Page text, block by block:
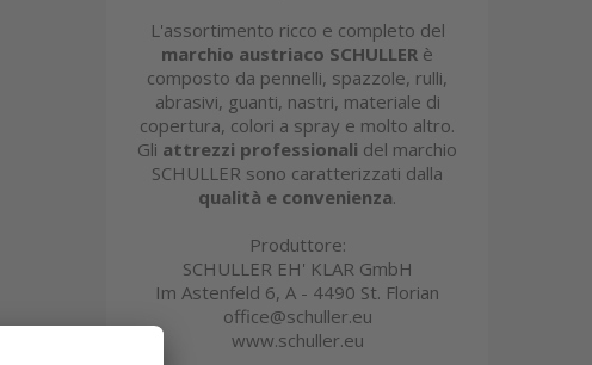
L'assortimento ricco e completo del
marchio austriaco SCHULLER è
composto da pennelli, spazzole, rulli,
abrasivi, guanti, nastri, materiale di
copertura, colori a spray e molto altro.
Gli attrezzi professionali del marchio
SCHULLER sono caratterizzati dalla
qualità e convenienza.
Produttore:
SCHULLER EH' KLAR GmbH
Im Astenfeld 6, A - 4490 St. Florian
office@schuller.eu
www.schuller.eu